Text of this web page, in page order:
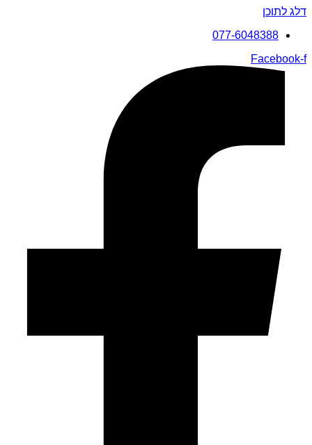
דלג לתוכן
077-6048388
Facebook-f